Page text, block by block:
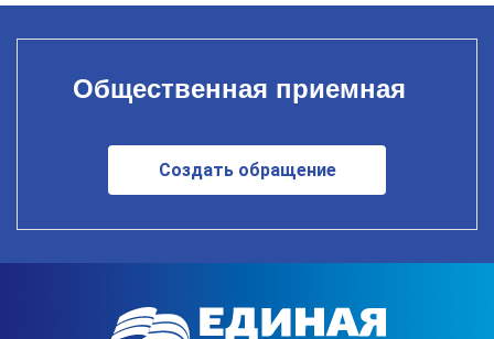
Общественная приемная
Создать обращение